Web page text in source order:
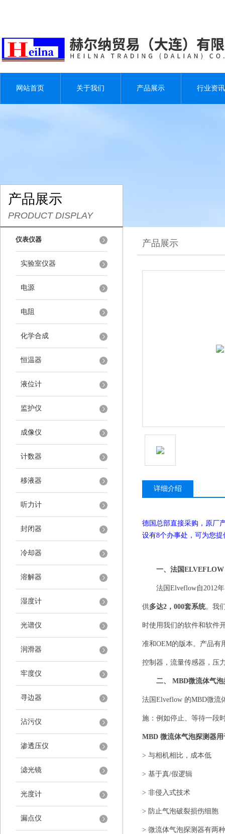
网站首页 关于我们 产品展示 行业资讯
产品展示
PRODUCT DISPLAY
仪表仪器
实验室仪器
电源
电阻
化学合成
恒温器
液位计
监护仪
成像仪
计数器
移液器
听力计
封闭器
冷却器
溶解器
湿度计
光谱仪
润滑器
牢度仪
寻边器
沾污仪
渗透压仪
滤光镜
光度计
漏点仪
产品展示
详细介绍
德国总部直接采购，原厂
设有8个办事处，可为您
一、法国ELVEFLOW
法国 Elveflow自2012
供多达2 ， 000套系统。我
时使用我们的软件和软件
准和OEM的版本。产品有
控制器，流量传感器，压
二、 MBD微流体气
法国 Elveflow 的MBD微流
施：例如停止、等待一段
MBD 微流体气泡探测器
> 与相机相比，成本低
> 基于真/假逻辑
> 非侵入式技术
> 防止气泡破裂损伤细胞
> 微流体气泡探测器有两